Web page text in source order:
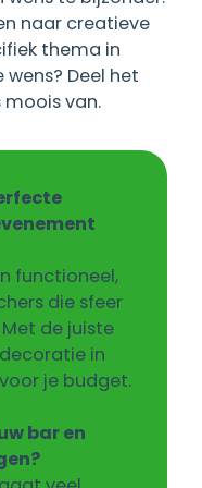
naar creatieve
thema in
Deel het
moois van.
functioneel,
die sfeer
de juiste
in
je budget.
bar en